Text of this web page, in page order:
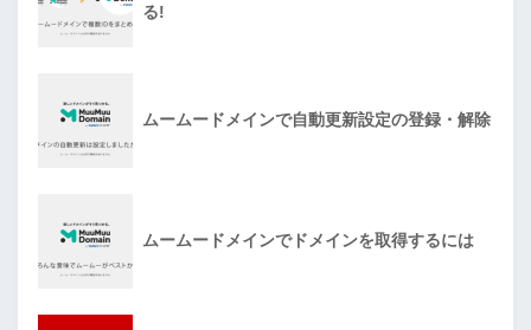
る!
ムームードメインで自動更新設定の登録・解除
ムームードメインでドメインを取得するには